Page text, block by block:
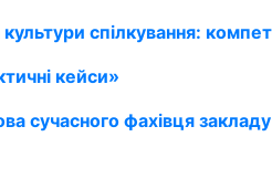
спілкування:
кейси»
сучасного фахівця